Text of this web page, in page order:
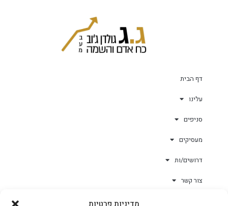
דף הבית
עלינו
סניפים
מעסיקים
דרושים/ות
צור קשר